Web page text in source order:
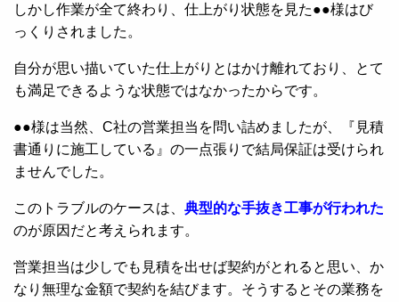
しかし作業が全て終わり、仕上がり状態を見た●●様はび
っくりされました。
自分が思い描いていた仕上がりとはかけ離れており、とて
も満足できるような状態ではなかったからです。
●●様は当然、C社の営業担当を問い詰めましたが、『見積
書通りに施工している』の一点張りで結局保証は受けられ
ませんでした。
このトラブルのケースは、 典型的な手抜き工事が行われた
のが原因だと考えられます。
営業担当は少しでも見積を出せば契約がとれると思い、か
なり無理な金額で契約を結びます。そうするとその業務を